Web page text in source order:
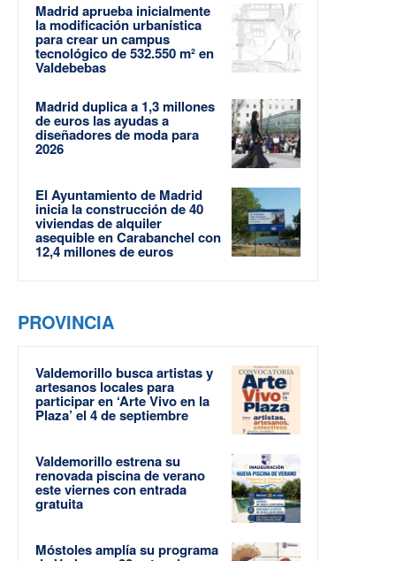
Madrid aprueba inicialmente
la modificación urbanística
para crear un campus
tecnológico de 532.550 m² en
Valdebebas
Madrid duplica a 1,3 millones
de euros las ayudas a
diseñadores de moda para
2026
El Ayuntamiento de Madrid
inicia la construcción de 40
viviendas de alquiler
asequible en Carabanchel con
12,4 millones de euros
PROVINCIA
Valdemorillo busca artistas y
artesanos locales para
participar en ‘Arte Vivo en la
Plaza’ el 4 de septiembre
Valdemorillo estrena su
renovada piscina de verano
este viernes con entrada
gratuita
Móstoles amplía su programa